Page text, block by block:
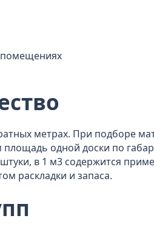
помещениях
метрах. При подборе
площадь одной доски по
в 1 м3 содержится
раскладки и запаса.